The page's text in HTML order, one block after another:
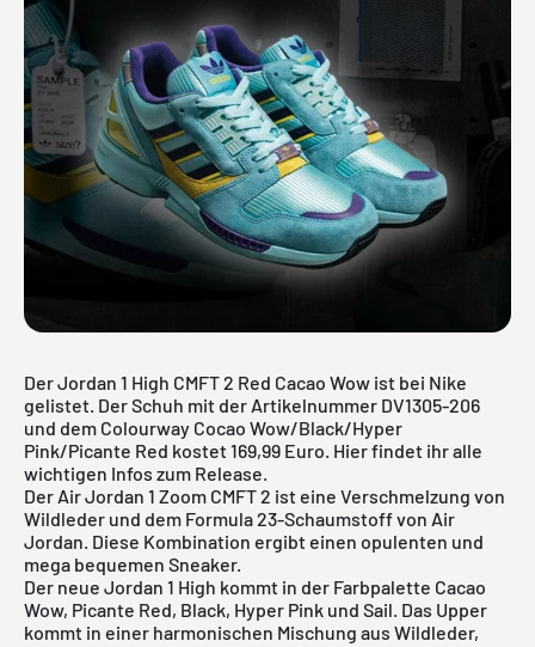
Der Jordan 1 High CMFT 2 Red Cacao Wow ist bei Nike
gelistet. Der Schuh mit der Artikelnummer DV1305-206
und dem Colourway Cocao Wow/Black/Hyper
Pink/Picante Red kostet 169,99 Euro. Hier findet ihr alle
wichtigen Infos zum Release.
Der Air Jordan 1 Zoom CMFT 2 ist eine Verschmelzung von
Wildleder und dem Formula 23-Schaumstoff von Air
Jordan. Diese Kombination ergibt einen opulenten und
mega bequemen Sneaker.
Der neue Jordan 1 High kommt in der Farbpalette Cacao
Wow, Picante Red, Black, Hyper Pink und Sail. Das Upper
kommt in einer harmonischen Mischung aus Wildleder,